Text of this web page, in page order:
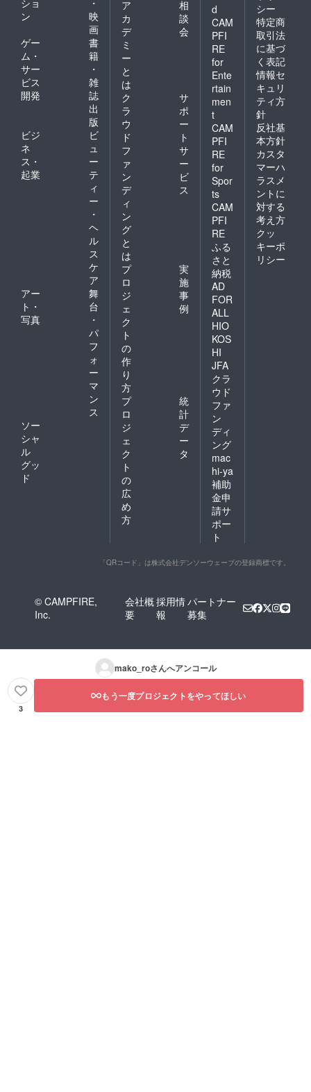
ショ
ン
・
映
画
ゲー
ム・
サー
ビス
開発
書
籍
・
雑
誌
出
版
ビジ
ネ
ス・
起業
ビ
ュ
ー
テ
ィ
ー
・
ヘ
ル
ス
ケ
ア
アー
ト・
写真
舞
台
・
パ
フ
ォ
ー
マ
ン
ス
ソー
シャ
ル
グッ
ド
ア
カ
デ
ミ
ー
と
は
相
談
会
ク
ラ
ウ
ド
フ
ァ
ン
デ
ィ
ン
グ
と
は
サ
ポ
ー
ト
サ
ー
ビ
ス
プ
ロ
ジ
ェ
ク
ト
の
作
り
方
実
施
事
例
プ
ロ
ジ
ェ
ク
ト
の
広
め
方
統
計
デ
ー
タ
d
CAM
PFI
RE
for
Ente
rtain
men
t
CAM
PFI
RE
for
Spor
ts
CAM
PFI
RE
ふる
さと
納税
AD
FOR
ALL
HIO
KOS
HI
JFA
クラ
ウド
ファ
ン
ディ
ング
mac
hi-ya
補助
金申
請サ
ポー
ト
シー
特定商
取引法
に基づ
く表記
情報セ
キュリ
ティ方
針
反社基
本方針
カスタ
マーハ
ラスメ
ントに
対する
考え方
クッ
キーポ
リシー
「QRコード」は株式会社デンソーウェーブの登録商標です。
© CAMPFIRE,
Inc.
会社概
要
採用情
報
パートナー
募集
mako_roさんへアンコール
3
もう一度プロジェクトをやってほしい